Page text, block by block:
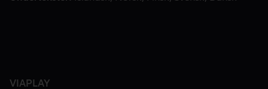
VIAPLAY